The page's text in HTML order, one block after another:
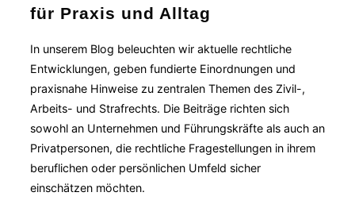
für Praxis und Alltag
In unserem Blog beleuchten wir aktuelle rechtliche
Entwicklungen, geben fundierte Einordnungen und
praxisnahe Hinweise zu zentralen Themen des Zivil-,
Arbeits- und Strafrechts. Die Beiträge richten sich
sowohl an Unternehmen und Führungskräfte als auch an
Privatpersonen, die rechtliche Fragestellungen in ihrem
beruflichen oder persönlichen Umfeld sicher
einschätzen möchten.